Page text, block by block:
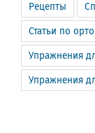
Рецепты
Статьи по
Упражнения
Упражнения